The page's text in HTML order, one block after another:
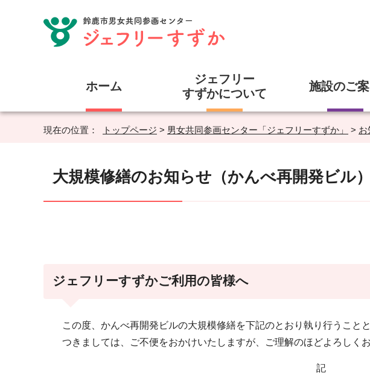
ホーム
ジェフリー
すずかについて
施設のご
現在の位置： トップページ > 男女共同参画センター「ジェフリーすずか」 > お
大規模修繕のお知らせ（かんべ再開発ビル）
ジェフリーすずかご利用の皆様へ
この度、かんべ再開発ビルの大規模修繕を下記のとおり執り行うことと
つきましては、ご不便をおかけいたしますが、ご理解のほどよろしくお
記